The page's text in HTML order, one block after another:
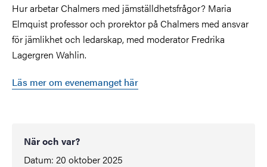
Hur arbetar Chalmers med jämställdhetsfrågor? Maria
Elmquist professor och prorektor på Chalmers med ansvar
för jämlikhet och ledarskap, med moderator Fredrika
Lagergren Wahlin.
Läs mer om evenemanget här
När och var?
Datum: 20 oktober 2025